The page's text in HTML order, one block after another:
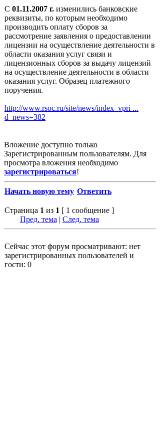
C 01.11.2007 г. изменились банковские
реквизиты, по которым необходимо
производить оплату сборов за
рассмотрение заявления о предоставлении
лицензии на осуществление деятельности в
области оказания услуг связи и
лицензионных сборов за выдачу лицензий
на осуществление деятельности в области
оказания услуг. Образец платежного
поручения.
http://www.rsoc.ru/site/news/index_vpri ...
d_news=382
Вложение доступно только
Зарегистрированным пользователям. Для
просмотра вложения необходимо
зарегистрироваться!
Начать новую тему Ответить
Страница 1 из 1 [ 1 сообщение ]
Пред. тема | След. тема
Сейчас этот форум просматривают: нет
зарегистрированных пользователей и
гости: 0